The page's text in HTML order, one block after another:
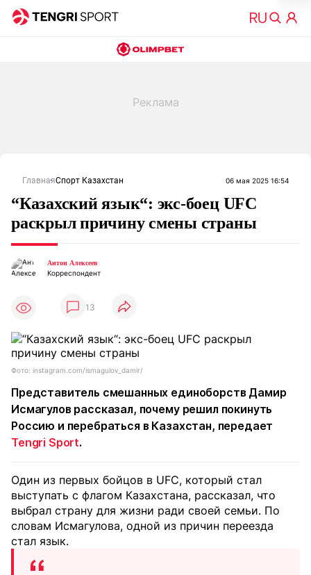
ГлавнаяСпорт Казахстан 06 мая 2025 16:54
“Казахский язык“: экс-боец UFC
раскрыл причину смены страны
Антон Алексеев
Корреспондент
13
Фото: instagram.com/ismagulov_damir/
Представитель смешанных единоборств Дамир
Исмагулов рассказал, почему решил покинуть
Россию и перебраться в Казахстан, передает
Tengri Sport.
Один из первых бойцов в UFC, который стал
выступать с флагом Казахстана, рассказал, что
выбрал страну для жизни ради своей семьи. По
словам Исмагулова, одной из причин переезда
стал язык.